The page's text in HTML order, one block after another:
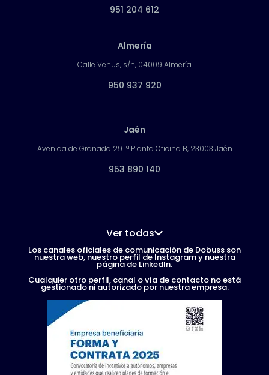
951 204 612
Almería
Calle Venus, s/n, 04009 Almería
950 937 920
Jaén
Avenida de Granada 29 1ª Planta Oficina B, 23003 Jaén
953 890 140
Ver todas
Los canales oficiales de comunicación de Dobuss son
nuestra web, nuestro perfil de Instagram y nuestra
página de LinkedIn.
Cualquier otro perfil, canal o vía de contacto no está
gestionado ni autorizado por nuestra empresa.